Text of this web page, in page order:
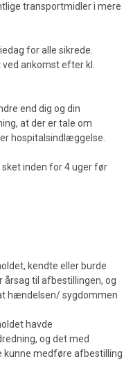
transportmidler i mere
for alle sikrede.
ankomst efter kl.
end dig og din
at der er tale om
hospitalsindlæggelse.
inden for 4 uger før
kendte eller burde
årsag til afbestillingen, og
hændelsen/ sygdommen
havde
og det med
kunne medføre afbestilling